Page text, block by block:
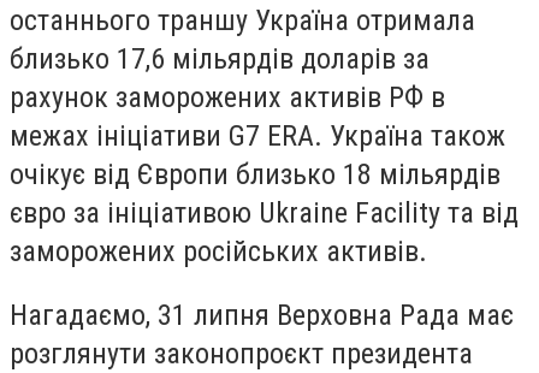
останнього траншу Україна отримала
близько 17,6 мільярдів доларів за
рахунок заморожених активів РФ в
межах ініціативи G7 ERA. Україна також
очікує від Європи близько 18 мільярдів
євро за ініціативою Ukraine Facility та від
заморожених російських активів.
Нагадаємо, 31 липня Верховна Рада має
розглянути законопроєкт президента